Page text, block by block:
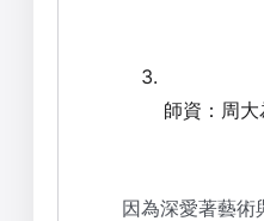
師資：周大
因為深愛著藝術